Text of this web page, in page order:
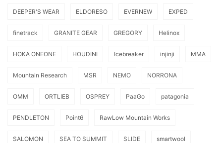
DEEPER'S WEAR ELDORESO EVERNEW EXPED
finetrack GRANITE GEAR GREGORY Helinox
HOKA ONEONE HOUDINI Icebreaker injinji MMA
Mountain Research MSR NEMO NORRONA
OMM ORTLIEB OSPREY PaaGo patagonia
PENDLETON Point6 RawLow Mountain Works
SALOMON SEA TO SUMMIT SLIDE smartwool